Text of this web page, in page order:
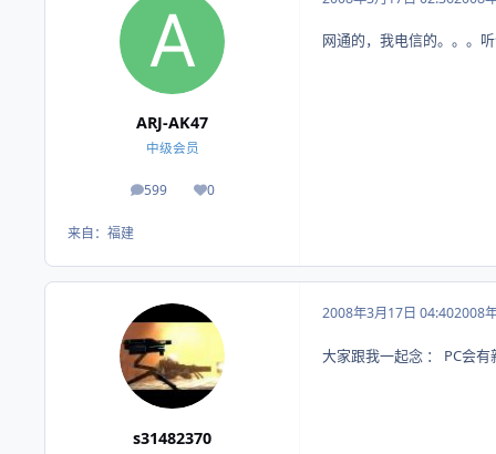
ARJ-AK47
中级会员
599
帖子 0
荣誉积分
来自： 福建
网通的，我电信的。。。
s31482370
2008年3月17日 04:402008
大家跟我一起念 ： PC会有